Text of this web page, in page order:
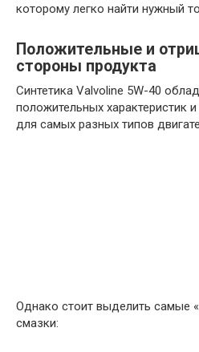
которому легко найти нужный
Положительные и
стороны продукта
Синтетика Valvoline 5W-40
положительных характеристик
для самых разных типов
Однако стоит выделить самые
смазки: